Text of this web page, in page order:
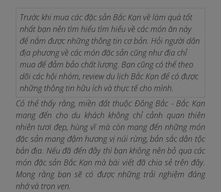
Trước khi mua các đặc sản Bắc Kạn về làm quà tốt
nhất bạn nên tìm hiểu tìm hiểu về các món ăn này
để nắm được những thông tin cơ bản. Hỏi người dân
địa phương về các món đặc sản cũng như địa chỉ
mua để đảm bảo chất lượng. Bạn cũng có thể theo
dõi các hội nhóm, review du lịch Bắc Kạn để có được
những thông tin hữu ích và thực tế cho mình.
Có thể thấy rằng, miền đất thuộc Đông Bắc - Bắc Kạn
mang đến cho du khách không chỉ cảnh quan thiên
nhiên tươi đẹp, hùng vĩ mà còn mang đến những món
đặc sản mang đậm hương vị núi rừng, bản sắc dân tộc
bản địa. Nếu đã đến đây thì bạn không nên bỏ qua các
món đặc sản Bắc Kạn mà bài viết đã chia sẻ trên đây.
Mong rằng bạn sẽ có được những trải nghiệm đáng
nhớ và trọn vẹn.